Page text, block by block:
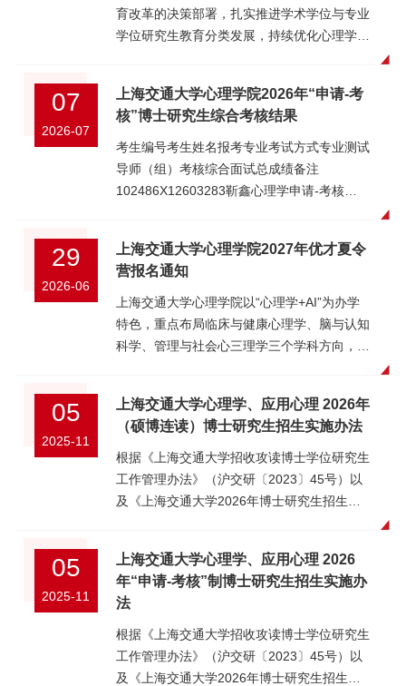
育改革的决策部署，扎实推进学术学位与专业
学位研究生教育分类发展，持续优化心理学科
硕士研究生。其他相关事宜以学校正式发布的
2027年硕士研究生招生简章和招生专业目录
为准。特此公告。上海交通大学心理学院
2026年7月9日
07
2026-07
上海交通大学心理学院2026年“申请-考
核”博士研究生综合考核结果
考生编号考生姓名报考专业考试方式专业测试
导师（组）考核综合面试总成绩备注
102486X12603283靳鑫心理学申请-考核
心理学申请-考核
669070226102486X12603286李亚芬心理学
申请-考核839085258102486X12603287历彦
麟心理学申请-考核
868583254102486X12603288代续心理学申
叶楠心理学申请-考核
0000102486X12603291何璨心理学申请-考
核616060181102486X12603292刘奕含心理
学申请-考核647575214102486X12603293黄
雨鑫心理学申请-考核
林心理学申请-考核0000放弃
102486X12603296赵悦彬心理学申请-考核
819078249102486X12603297孔晴心理学申
请-考核819077248102486X12603298单钦帆
心理学申请-考核
748580239102486X12603299张钥楮心理学
29
2026-06
上海交通大学心理学院2027年优才夏令
营报名通知
上海交通大学心理学院以“心理学+AI”为办学
特色，重点布局临床与健康心理学、脑与认知
科学、管理与社会心三理学三个学科方向，开
智能、计算机科学等学科，夯实“大设施-大科
学-大健康”的交叉科学研究范式，全力打造与
理工生医文交叉融合、独具交大特色的心理
学，培养“求实学、务实业”，具有国际化视
野、扎实专业基础、良好人文素养和创新能力
来积极申请我院推荐免试研究生，我院拟于
2026年7月中下旬举办优才夏令营活动，活动
以线下形式举办，预计接收营员规模约为40
人。一、申请资格1. 拥护中国共产党，热爱祖
国，品德优良，遵纪守法，身心健康；2. 诚实
守信，学风端正，无任何考试作弊、剽窃他人
05
2025-11
上海交通大学心理学、应用心理 2026年
（硕博连读）博士研究生招生实施办法
根据《上海交通大学招收攻读博士学位研究生
工作管理办法》（沪交研〔2023〕45号）以
及《上海交通大学2026年博士研究生招生简
应用心理2026年（硕博连读）博士研究生招
生实施办法》。一、招生专业学位类型专业代
码专业名称学习方式学术型040200心理学全
日制专业型045400应用心理全日制二、招生
导师及名额学院全日制申请考核及硕博连读博
士生导师名单查看网址：
05
2025-11
上海交通大学心理学、应用心理 2026
年“申请-考核”制博士研究生招生实施办
法
根据《上海交通大学招收攻读博士学位研究生
工作管理办法》（沪交研〔2023〕45号）以
及《上海交通大学2026年博士研究生招生简